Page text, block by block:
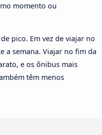
momento ou
pico. Em vez de viajar no
a semana. Viajar no fim da
e os ônibus mais
têm menos